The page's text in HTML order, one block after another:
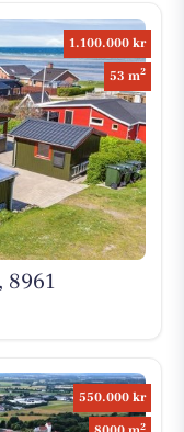
1.100.000 kr
53 m2
8961
550.000 kr
2